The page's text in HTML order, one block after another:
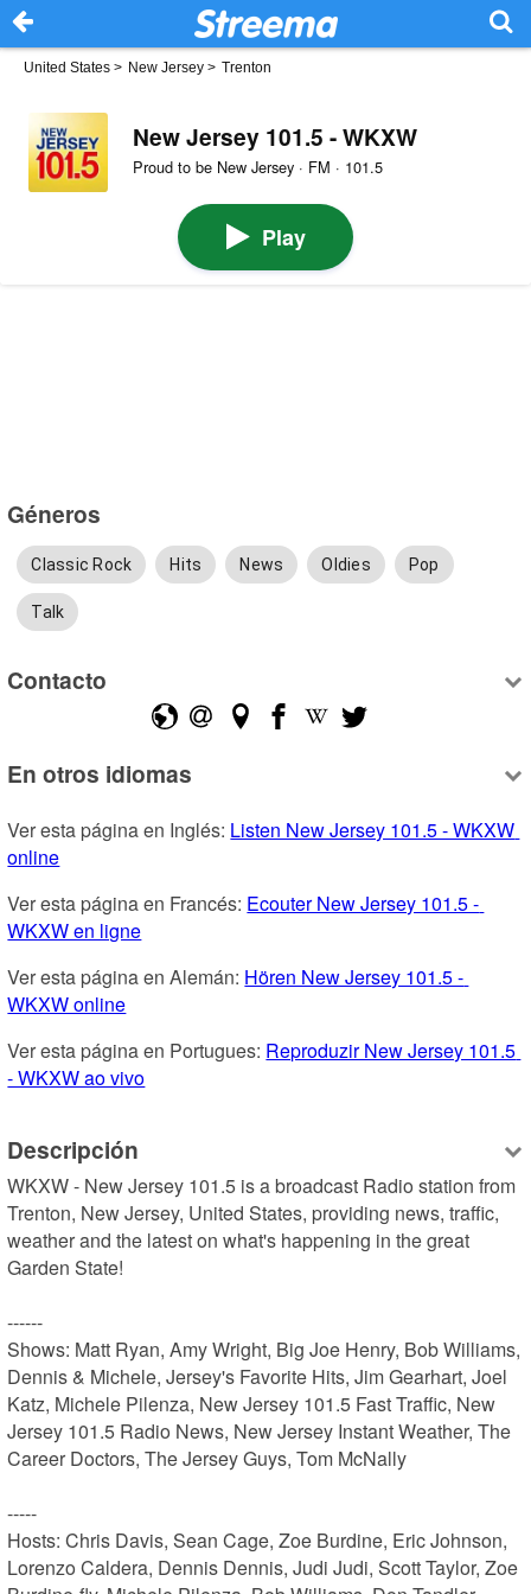
United States > New Jersey > Trenton
New Jersey 101.5 - WKXW
Proud to be New Jersey · FM · 101.5
Play
Géneros
Classic Rock Hits News Oldies Pop
Talk
Contacto
En otros idiomas
Ver esta página en Inglés: Listen New Jersey 101.5 - WKXW
online
Ver esta página en Francés: Ecouter New Jersey 101.5 -
WKXW en ligne
Ver esta página en Alemán: Hören New Jersey 101.5 -
WKXW online
Ver esta página en Portugues: Reproduzir New Jersey 101.5
- WKXW ao vivo
Descripción
WKXW - New Jersey 101.5 is a broadcast Radio station from
Trenton, New Jersey, United States, providing news, traffic,
weather and the latest on what's happening in the great
Garden State!
------
Shows: Matt Ryan, Amy Wright, Big Joe Henry, Bob Williams,
Dennis & Michele, Jersey's Favorite Hits, Jim Gearhart, Joel
Katz, Michele Pilenza, New Jersey 101.5 Fast Traffic, New
Jersey 101.5 Radio News, New Jersey Instant Weather, The
Career Doctors, The Jersey Guys, Tom McNally
-----
Hosts: Chris Davis, Sean Cage, Zoe Burdine, Eric Johnson,
Lorenzo Caldera, Dennis Dennis, Judi Judi, Scott Taylor, Zoe